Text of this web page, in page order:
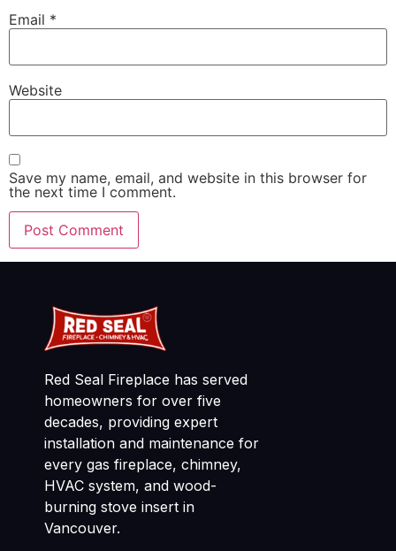
Email *
Website
Save my name, email, and website in this browser for
the next time I comment.
Red Seal Fireplace has served
homeowners for over five
decades, providing expert
installation and maintenance for
every gas fireplace, chimney,
HVAC system, and wood-
burning stove insert in
Vancouver.